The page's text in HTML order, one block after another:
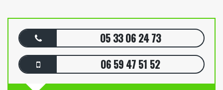
05 33 06 24 73
06 59 47 51 52